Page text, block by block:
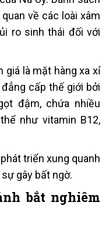
về các loài xâm
ro sinh thái đối với
giá là mặt hàng xa xỉ
cấp thế giới bởi
đậm, chứa nhiều
như vitamin B12,
triển xung quanh
gây bất ngờ.
bắt nghiêm